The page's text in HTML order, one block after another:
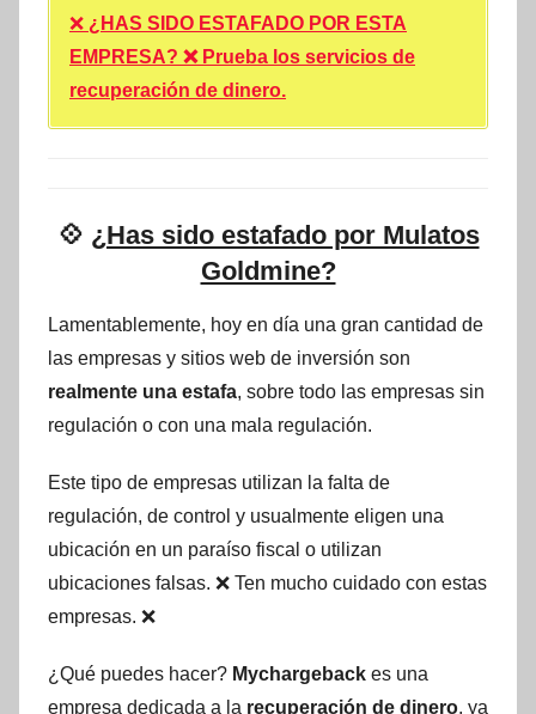
❌ ¿HAS SIDO ESTAFADO POR ESTA
EMPRESA? ❌ Prueba los servicios de
recuperación de dinero.
💠 ¿Has sido estafado por Mulatos
Goldmine?
Lamentablemente, hoy en día una gran cantidad de
las empresas y sitios web de inversión son
realmente una estafa, sobre todo las empresas sin
regulación o con una mala regulación.
Este tipo de empresas utilizan la falta de
regulación, de control y usualmente eligen una
ubicación en un paraíso fiscal o utilizan
ubicaciones falsas. ❌ Ten mucho cuidado con estas
empresas. ❌
¿Qué puedes hacer? Mychargeback es una
empresa dedicada a la recuperación de dinero, ya